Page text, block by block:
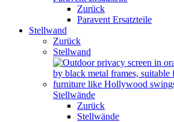
Zurück
Paravent Ersatzteile
Stellwand
Zurück
Stellwand
Stellwände
Zurück
Stellwände